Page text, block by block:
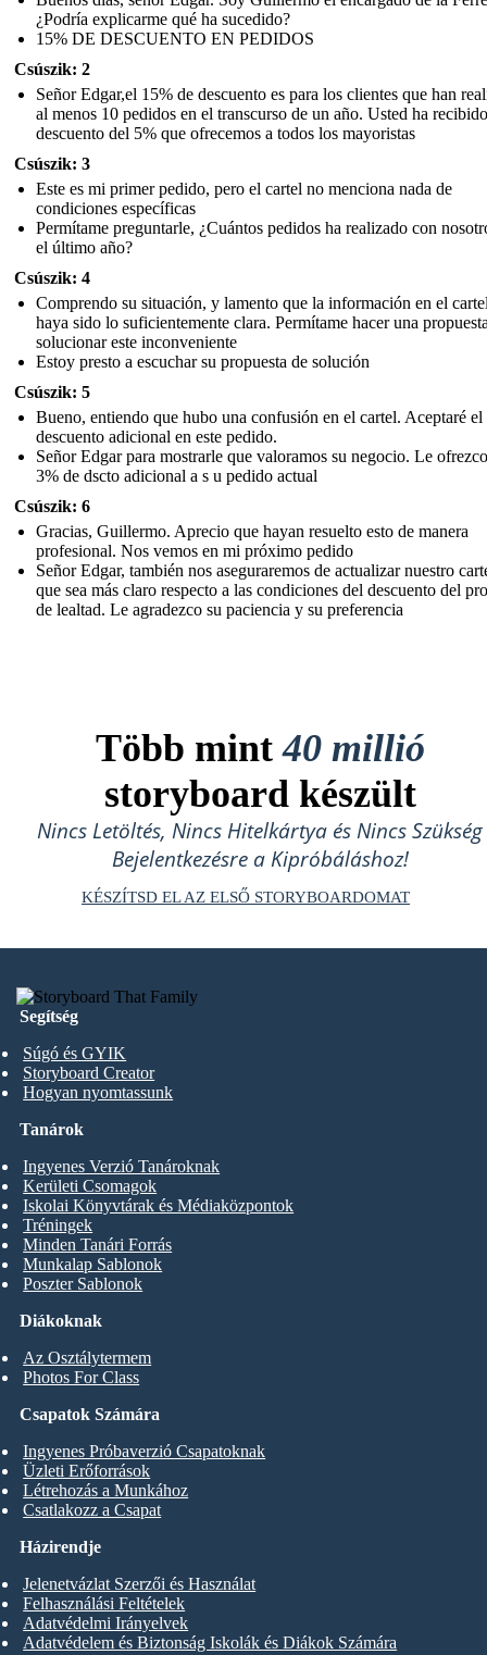
¿Podría explicarme qué ha sucedido?
15% DE DESCUENTO EN PEDIDOS
Csúszik: 2
Señor Edgar,el 15% de descuento es para los clientes que han
al menos 10 pedidos en el transcurso de un año. Usted ha
descuento del 5% que ofrecemos a todos los mayoristas
Csúszik: 3
Este es mi primer pedido, pero el cartel no menciona nada de
condiciones específicas
Permítame preguntarle, ¿Cuántos pedidos ha realizado con
el último año?
Csúszik: 4
Comprendo su situación, y lamento que la información en el
haya sido lo suficientemente clara. Permítame hacer una
solucionar este inconveniente
Estoy presto a escuchar su propuesta de solución
Csúszik: 5
Bueno, entiendo que hubo una confusión en el cartel. Aceptaré el
descuento adicional en este pedido.
Señor Edgar para mostrarle que valoramos su negocio. Le
3% de dscto adicional a s u pedido actual
Csúszik: 6
Gracias, Guillermo. Aprecio que hayan resuelto esto de manera
profesional. Nos vemos en mi próximo pedido
Señor Edgar, también nos aseguraremos de actualizar nuestro
que sea más claro respecto a las condiciones del descuento del
de lealtad. Le agradezco su paciencia y su preferencia
Több mint40 millió
storyboard készült
Nincs Letöltés, Nincs Hitelkártya és Nincs Szükség
Bejelentkezésre a Kipróbáláshoz!
KÉSZÍTSD EL AZ ELSŐ STORYBOARDOMAT
Segítség
Súgó és GYIK
Storyboard Creator
Hogyan nyomtassunk
Diákoknak
Az Osztálytermem
Photos For Class
Tanárok
Ingyenes Verzió Tanároknak
Kerületi Csomagok
Iskolai Könyvtárak és Médiaközpontok
Tréningek
Minden Tanári Forrás
Munkalap Sablonok
Poszter Sablonok
Csapatok Számára
Ingyenes Próbaverzió Csapatoknak
Üzleti Erőforrások
Létrehozás a Munkához
Csatlakozz a Csapat
Házirendje
Jelenetvázlat Szerzői és Használat
Felhasználási Feltételek
Adatvédelmi Irányelvek
Adatvédelem és Biztonság Iskolák és Diákok Számára